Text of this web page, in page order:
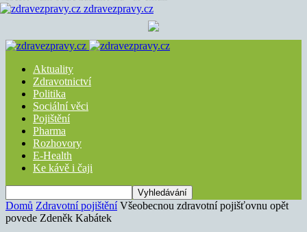
zdravezpravy.cz
Aktuality
Zdravotnictví
Politika
Sociální věci
Pojištění
Pharma
Rozhovory
E-Health
Ke kávě i čaji
Domů Zdravotní pojištění Všeobecnou zdravotní pojišťovnu opět
povede Zdeněk Kabátek